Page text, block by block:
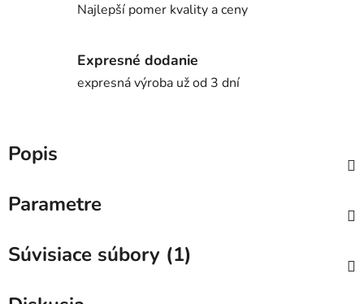
Najlepší pomer kvality a ceny
Expresné dodanie
expresná výroba už od 3 dní
Popis
Parametre
Súvisiace súbory (1)